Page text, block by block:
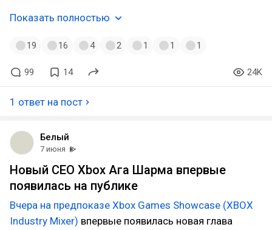
Показать полностью
19 16 4 2 1 1 1
99 14 24K
1 ответ на пост
Белый
7 июня
Новый CEO Xbox Ага Шарма впервые
появилась на публике
Вчера на предпоказе Xbox Games Showcase (XBOX
Industry Mixer) впервые появилась новая глава